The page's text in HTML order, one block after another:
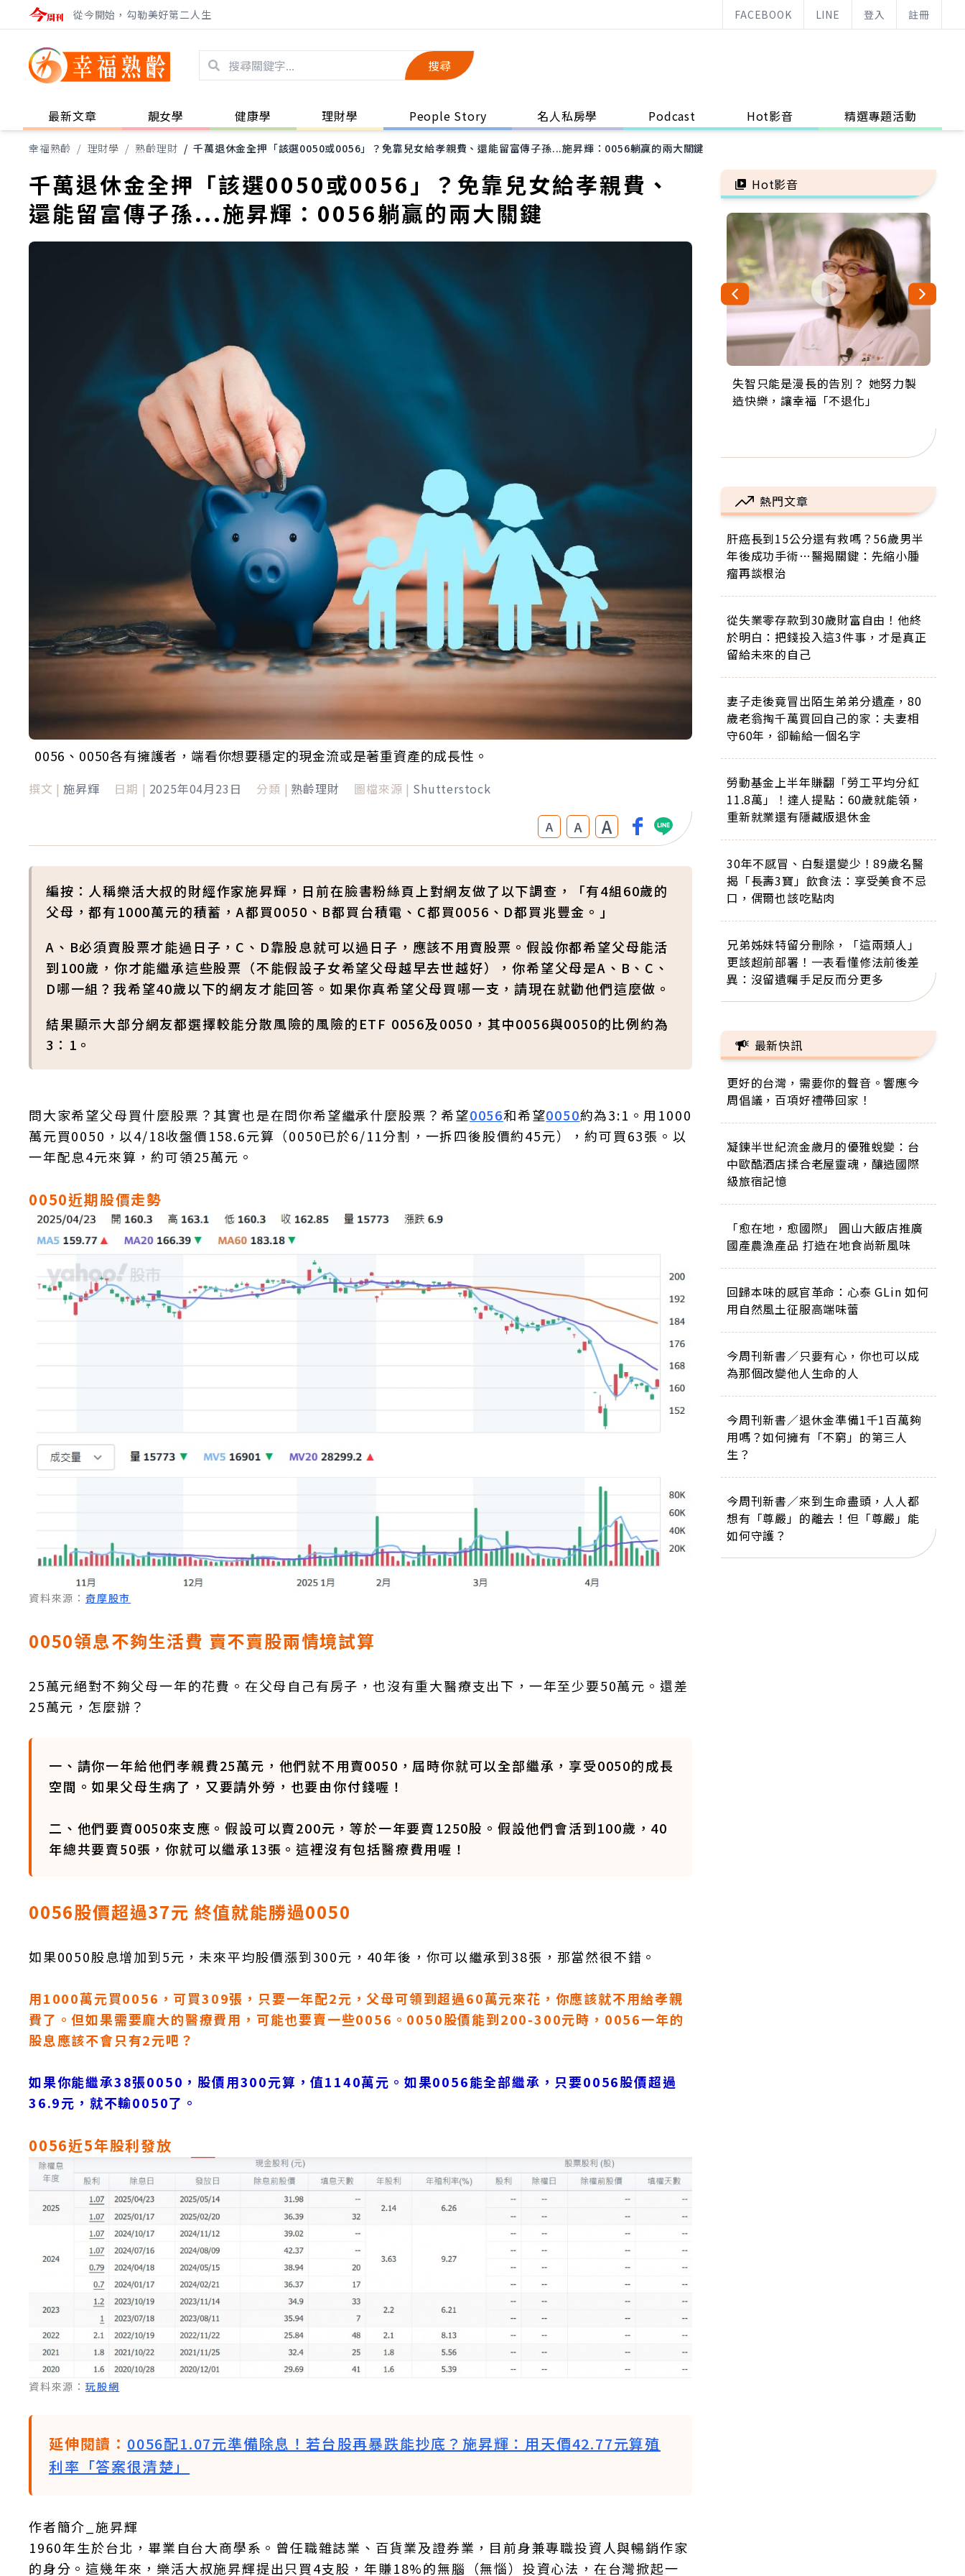
從今開始，勾勒美好第二人生 FACEBOOK LINE 登入 註冊
搜尋
最新文章 靚女學 健康學 理財學 People Story 名人私房學 Podcast Hot影音 精選專題活動
幸福熟齡 / 理財學 / 熟齡理財 / 千萬退休金全押「該選0050或0056」？免靠兒女給孝親費、還能留富傳子孫...施昇輝：0056躺贏的兩大關鍵
千萬退休金全押「該選0050或0056」？免靠兒女給孝親費、
還能留富傳子孫...施昇輝：0056躺贏的兩大關鍵
0056、0050各有擁護者，端看你想要穩定的現金流或是著重資產的成長性。
撰文 | 施昇輝 日期 | 2025年04月23日 分類 | 熟齡理財 圖檔來源 | Shutterstock
A A A
編按：人稱樂活大叔的財經作家施昇輝，日前在臉書粉絲頁上對網友做了以下調查，「有4組60歲的
父母，都有1000萬元的積蓄，A都買0050、B都買台積電、C都買0056、D都買兆豐金。」
A、B必須賣股票才能過日子，C、D靠股息就可以過日子，應該不用賣股票。假設你都希望父母能活
到100歲，你才能繼承這些股票（不能假設子女希望父母越早去世越好），你希望父母是A、B、C、
D哪一組？我希望40歲以下的網友才能回答。如果你真希望父母買哪一支，請現在就勸他們這麼做。
結果顯示大部分網友都選擇較能分散風險的風險的ETF 0056及0050，其中0056與0050的比例約為
3：1。
問大家希望父母買什麼股票？其實也是在問你希望繼承什麼股票？希望0056和希望0050約為3:1。用1000
萬元買0050，以4/18收盤價158.6元算（0050已於6/11分割，一拆四後股價約45元），約可買63張。以
一年配息4元來算，約可領25萬元。
0050近期股價走勢
資料來源： 奇摩股市
0050領息不夠生活費 賣不賣股兩情境試算
25萬元絕對不夠父母一年的花費。在父母自己有房子，也沒有重大醫療支出下，一年至少要50萬元。還差
25萬元，怎麼辦？
一、請你一年給他們孝親費25萬元，他們就不用賣0050，屆時你就可以全部繼承，享受0050的成長
空間。如果父母生病了，又要請外勞，也要由你付錢喔！
二、他們要賣0050來支應。假設可以賣200元，等於一年要賣1250股。假設他們會活到100歲，40
年總共要賣50張，你就可以繼承13張。這裡沒有包括醫療費用喔！
0056股價超過37元 終值就能勝過0050
如果0050股息增加到5元，未來平均股價漲到300元，40年後，你可以繼承到38張，那當然很不錯。
用1000萬元買0056，可買309張，只要一年配2元，父母可領到超過60萬元來花，你應該就不用給孝親
費了。但如果需要龐大的醫療費用，可能也要賣一些0056。0050股價能到200-300元時，0056一年的
股息應該不會只有2元吧？
如果你能繼承38張0050，股價用300元算，值1140萬元。如果0056能全部繼承，只要0056股價超過
36.9元，就不輸0050了。
0056近5年股利發放
資料來源： 玩股網
延伸閱讀： 0056配1.07元準備除息！若台股再暴跌能抄底？施昇輝：用天價42.77元算殖
利率「答案很清楚」
作者簡介_施昇輝
1960年生於台北，畢業自台大商學系。曾任職雜誌業、百貨業及證券業，目前身兼專職投資人與暢銷作家
的身分。這幾年來，樂活大叔施昇輝提出只買4支股，年賺18%的無腦（無惱）投資心法，在台灣掀起一
Hot影音
失智只能是漫長的告別？ 她努力製
造快樂，讓幸福「不退化」
來自剛果的巧克力神父 為台灣奉獻
36年 「台灣是我的家，我連作夢都
63歲卸矽谷副總、搬回台灣找快
樂！「蛋黃哥小丑」走進安養院，
104歲打破金氏世界紀錄 成為全球
最年長羽球選手，分享長壽的秘密
事業巔峰他選擇追夢…黑手阿伯拉
小提琴還登上小巨蛋！連CNN都大
熱門文章
肝癌長到15公分還有救嗎？56歲男半
年後成功手術…醫揭關鍵：先縮小腫
瘤再談根治
從失業零存款到30歲財富自由！他終
於明白：把錢投入這3件事，才是真正
留給未來的自己
妻子走後竟冒出陌生弟弟分遺產，80
歲老翁掏千萬買回自己的家：夫妻相
守60年，卻輸給一個名字
勞動基金上半年賺翻「勞工平均分紅
11.8萬」！達人提點：60歲就能領，
重新就業還有隱藏版退休金
30年不感冒、白髮還變少！89歲名醫
揭「長壽3寶」飲食法：享受美食不忌
口，偶爾也該吃點肉
兄弟姊妹特留分刪除，「這兩類人」
更該超前部署！一表看懂修法前後差
異：沒留遺囑手足反而分更多
最新快訊
更好的台灣，需要你的聲音。響應今
周倡議，百項好禮帶回家！
凝鍊半世紀流金歲月的優雅蛻變：台
中歐酷酒店揉合老屋靈魂，釀造國際
級旅宿記憶
「愈在地，愈國際」 圓山大飯店推廣
國產農漁產品 打造在地食尚新風味
回歸本味的感官革命：心泰 GLin 如何
用自然風土征服高端味蕾
今周刊新書／只要有心，你也可以成
為那個改變他人生命的人
今周刊新書／退休金準備1千1百萬夠
用嗎？如何擁有「不窮」的第三人
生？
今周刊新書／來到生命盡頭，人人都
想有「尊嚴」的離去！但「尊嚴」能
如何守護？